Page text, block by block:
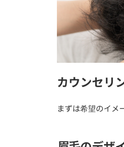
カウンセリ
まずは希望のイメ